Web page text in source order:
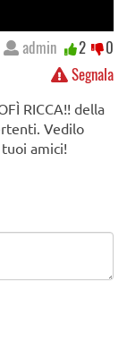
Segnala
admin 2 0
RICCA!! della
Vedilo
amici!